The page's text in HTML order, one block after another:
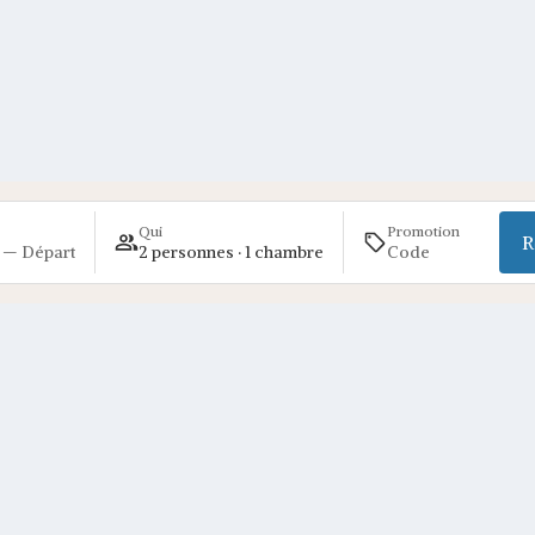
Départ
Qui
2 personnes · 1 chambre
Promotion